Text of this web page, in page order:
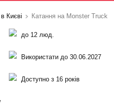
в Києві Катання на Monster Truck
до 12 люд.
Використати до 30.06.2027
Доступно з 16 років